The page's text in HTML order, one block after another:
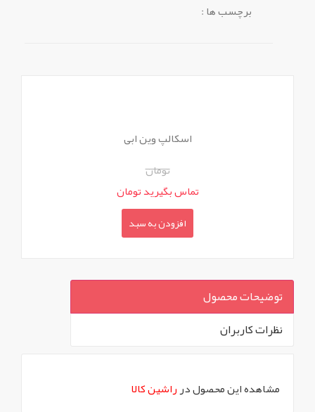
برچسب ها :
اسکالپ وین ابی
تومان
تماس بگیرید تومان
افزودن به سبد
توضیحات محصول
نظرات کاربران
مشاهده این محصول درراشین کالا